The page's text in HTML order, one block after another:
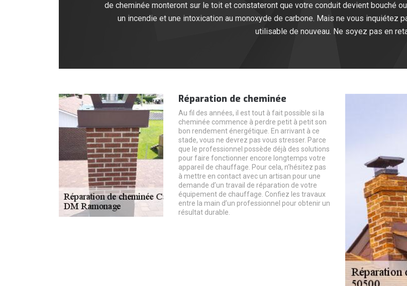
de cheminée monteront sur le toit et constateront que votre conduit devient bouché
un incendie et une intoxication au monoxyde de carbone. Mais ne vous inquiétez
utilisable de nouveau. Ne soyez pas en
Réparation de cheminée
Au fil des années, il est tout à fait possible si la
cheminée commence à perdre petit à petit son
bon rendement énergétique. En arrivant à ce
stade, vous ne devrez pas vous stresser. Parce
que le professionnel possède déjà des solutions
pour faire fonctionner encore longtemps votre
appareil de chauffage. Pour cela, n’hésitez pas
à mettre en contact avec un artisan pour une
demande d’un travail de réparation de votre
équipement de chauffage. Confiez les travaux
entre la main d’un professionnel pour obtenir un
résultat durable.